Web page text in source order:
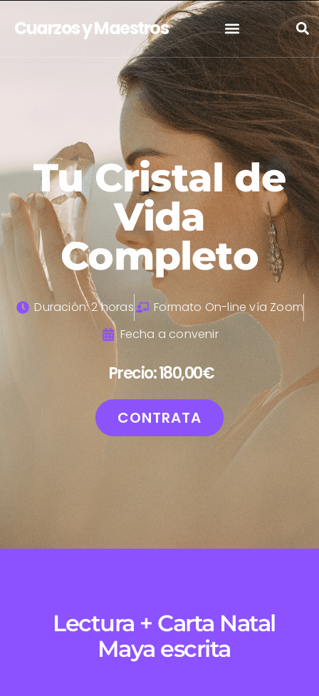
Cuarzos y Maestros
Tu Cristal de
Vida
Completo
Duración: 2 horas
Formato On-line vía Zoom
Fecha a convenir
Precio: 180,00€
CONTRATA
Lectura + Carta Natal
Maya escrita